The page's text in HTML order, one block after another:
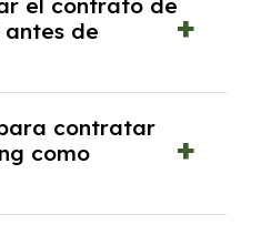
tipo de entrada
el proveedor
estudio de viabilidad
el contrato de
antes de
por
Es importante revisar
y hablar con un
contratar
como